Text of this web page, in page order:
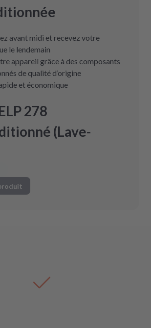
avant midi et recevez votre
le lendemain
appareil grâce à des composants
de qualité d’origine
et économique
278
(Lave-